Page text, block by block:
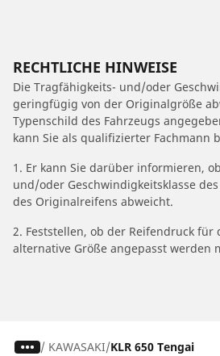
RECHTLICHE HINWEISE
Die Tragfähigkeits- und/oder
geringfügig von der Originalgröße
Typenschild des Fahrzeugs
kann Sie als qualifizierter Fachmann
1. Er kann Sie darüber informieren,
und/oder Geschwindigkeitsklasse
des Originalreifens abweicht.
2. Feststellen, ob der Reifendruck für
alternative Größe angepasst werden
/ KAWASAKI KLR 650 Tengai